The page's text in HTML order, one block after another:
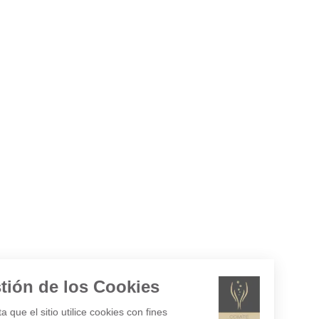
Gestión de los Cookies
¿Acepta que el sitio utilice cookies con fines